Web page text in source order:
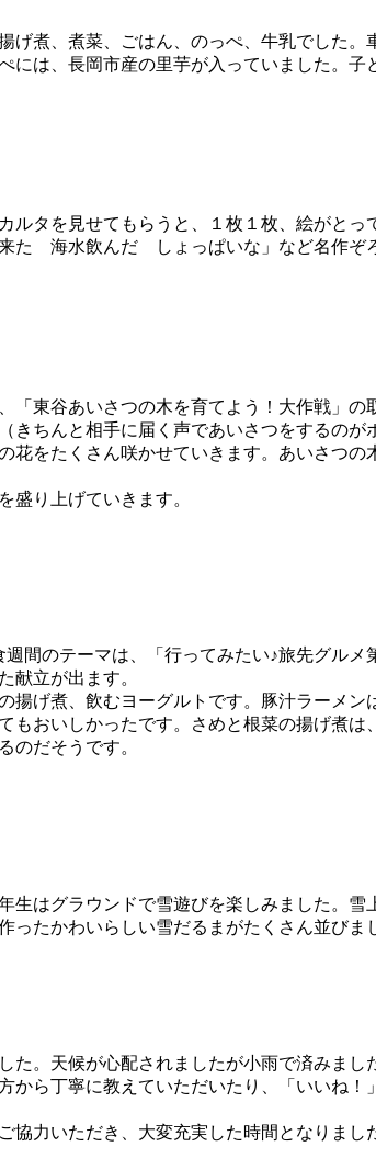
煮、煮菜、ごはん、のっぺ、牛乳でした。
は、長岡市産の里芋が入っていました。
タを見せてもらうと、１枚１枚、絵がとっ
た 海水飲んだ しょっぱいな」など名作ぞ
東谷あいさつの木を育てよう！大作戦」の
ちんと相手に届く声であいさつをするのが
をたくさん咲かせていきます。あいさつ
り上げていきます。
間のテーマは、「行ってみたい♪旅先グル
献立が出ます。
げ煮、飲むヨーグルトです。豚汁ラーメン
もおいしかったです。さめと根菜の揚げ煮
のだそうです。
はグラウンドで雪遊びを楽しみました。雪
たかわいらしい雪だるまがたくさん並びま
。天候が心配されましたが小雨で済みまし
ら丁寧に教えていただいたり、「いいね！
力いただき、大変充実した時間となりまし